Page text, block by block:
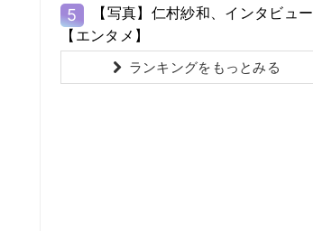
5
【写真】仁村紗和、インタビュー
【エンタメ】
ランキングをもっとみる